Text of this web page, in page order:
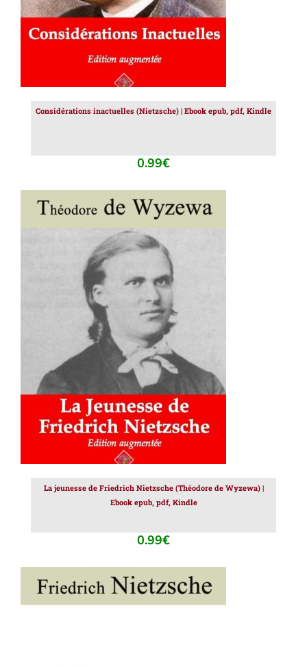
Considérations inactuelles (Nietzsche) | Ebook epub, pdf, Kindle
0.99€
AJOUTER AU PANIER / DÉTAILS
La jeunesse de Friedrich Nietzsche (Théodore de Wyzewa) |
Ebook epub, pdf, Kindle
0.99€